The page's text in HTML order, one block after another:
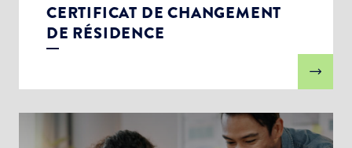
CERTIFICAT DE CHANGEMENT
DE RÉSIDENCE